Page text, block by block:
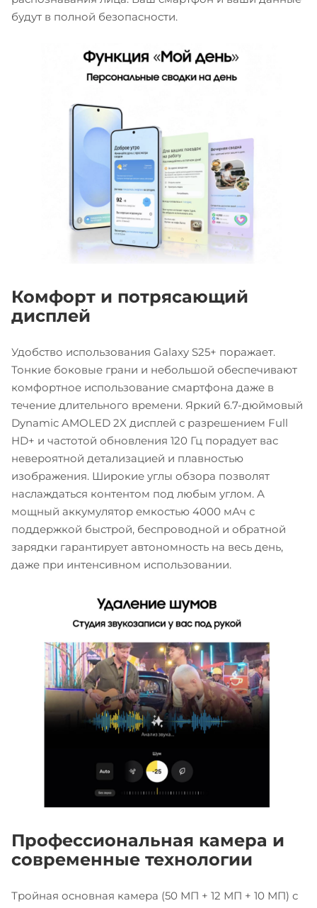
будут в полной безопасности.
Комфорт и потрясающий
дисплей
Удобство использования Galaxy S25+ поражает.
Тонкие боковые грани и небольшой обеспечивают
комфортное использование смартфона даже в
течение длительного времени. Яркий 6.7-дюймовый
Dynamic AMOLED 2X дисплей с разрешением Full
HD+ и частотой обновления 120 Гц порадует вас
невероятной детализацией и плавностью
изображения. Широкие углы обзора позволят
наслаждаться контентом под любым углом. А
мощный аккумулятор емкостью 4000 мАч с
поддержкой быстрой, беспроводной и обратной
зарядки гарантирует автономность на весь день,
даже при интенсивном использовании.
Профессиональная камера и
современные технологии
Тройная основная камера (50 МП + 12 МП + 10 МП) с